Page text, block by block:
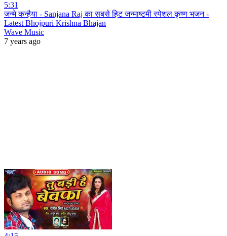
5:31
जन्मे कन्हैया - Sanjana Raj का सबसे हिट जन्माष्टमी स्पेशल कृष्ण भजन -
Latest Bhojpuri Krishna Bhajan
Wave Music
7 years ago